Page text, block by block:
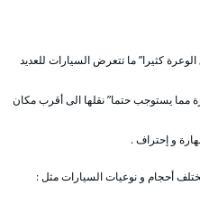
كثيرا” ما تتعرض السيارات للعديد
يستوجب حتما” نقلها الى أقرب مكان
و إحتراف .
أحجام و نوعيات السيارات مثل :